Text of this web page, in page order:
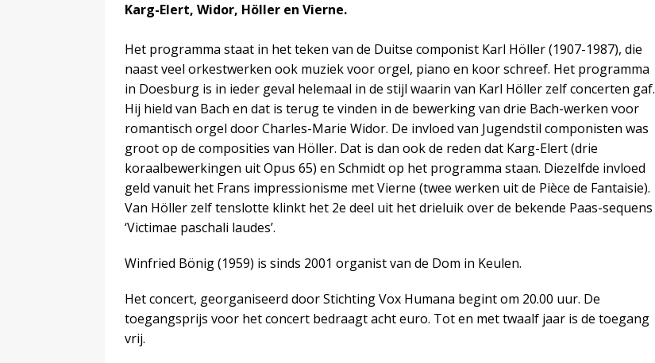
Karg-Elert, Widor, Höller en Vierne.
Het programma staat in het teken van de Duitse componist Karl Höller (1907-1987), die
naast veel orkestwerken ook muziek voor orgel, piano en koor schreef. Het programma
in Doesburg is in ieder geval helemaal in de stijl waarin van Karl Höller zelf concerten gaf.
Hij hield van Bach en dat is terug te vinden in de bewerking van drie Bach-werken voor
romantisch orgel door Charles-Marie Widor. De invloed van Jugendstil componisten was
groot op de composities van Höller. Dat is dan ook de reden dat Karg-Elert (drie
koraalbewerkingen uit Opus 65) en Schmidt op het programma staan. Diezelfde invloed
geld vanuit het Frans impressionisme met Vierne (twee werken uit de Pièce de Fantaisie).
Van Höller zelf tenslotte klinkt het 2e deel uit het drieluik over de bekende Paas-sequens
‘Victimae paschali laudes’.
Winfried Bönig (1959) is sinds 2001 organist van de Dom in Keulen.
Het concert, georganiseerd door Stichting Vox Humana begint om 20.00 uur. De
toegangsprijs voor het concert bedraagt acht euro. Tot en met twaalf jaar is de toegang
vrij.